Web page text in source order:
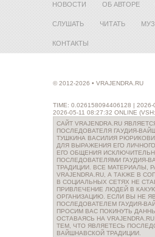
НОВОСТИ ОБ АВТОРЕ
СЛУШАТЬ ЧИТАТЬ
КОНТАКТЫ
© 2012-2026 • VRAJENDRA.RU
TIME: 0.026158094406128 |
2026-05-11 08:27:32 ONLINE
САЙТ VRAJENDRA.RU
ПОСЛЕДОВАТЕЛЯ ГАУДИЯ-
ТУШКИНА ВАСИЛИЯ
ДЛЯ ВЫРАЖЕНИЯ ЕГО
ЕГО ОБЩЕНИЯ
ПОСЛЕДОВАТЕЛЯМИ ГАУДИЯ-
ТРАДИЦИИ. ВСЕ МАТЕРИАЛЫ,
VRAJENDRA.RU, А ТАКЖЕ В
В СОЦИАЛЬНЫХ СЕТЯХ НЕ
ПРИВЛЕЧЕНИЕ ЛЮДЕЙ В
ОРГАНИЗАЦИЮ. ЕСЛИ ВЫ НЕ
ПОСЛЕДОВАТЕЛЕМ ГАУДИЯ-
ПРОСИМ ВАС ПОКИНУТЬ
ОСТАВАЯСЬ НА
ТЕМ, ЧТО ЯВЛЯЕТЕСЬ
ВАЙШНАВСКОЙ ТРАДИЦИИ.